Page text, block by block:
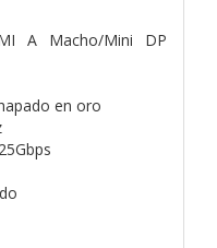
A Macho/Mini DP
en oro